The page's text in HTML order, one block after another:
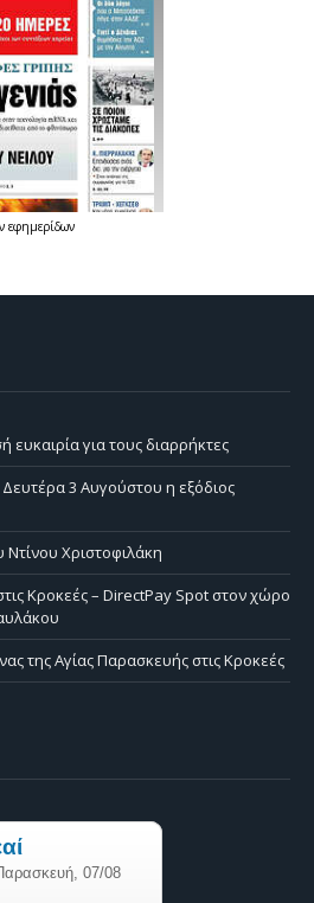
εφημερίδων
ευκαιρία για τους διαρρήκτες
Δευτέρα 3 Αυγούστου η εξόδιος
Χριστοφιλάκη
Κροκεές – DirectPay Spot στον χώρο
της Αγίας Παρασκευής στις Κροκεές